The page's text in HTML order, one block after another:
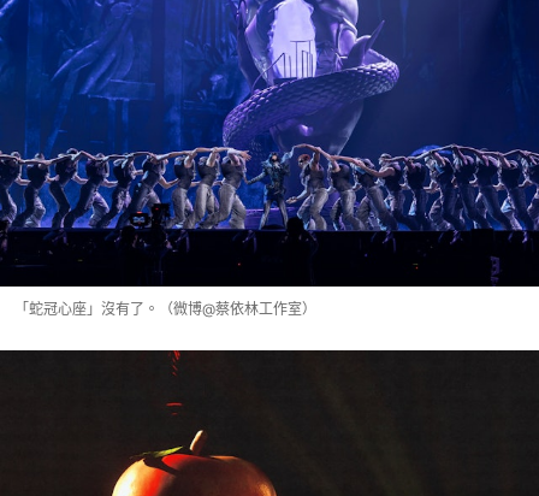
「蛇冠心座」沒有了。（微博@蔡依林工作室）